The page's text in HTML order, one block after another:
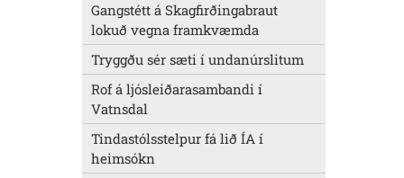
Gangstétt á Skagfirðingabraut
lokuð vegna framkvæmda
Tryggðu sér sæti í undanúrslitum
Rof á ljósleiðarasambandi í
Vatnsdal
Tindastólsstelpur fá lið ÍA í
heimsókn